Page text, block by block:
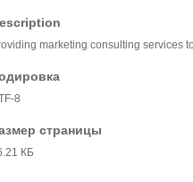
marketing consulting services
8
страницы
КБ